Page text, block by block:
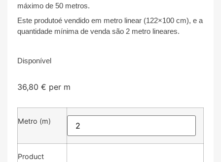
máximo de 50 metros.
Este produtoé vendido em metro linear (122×100 cm), e a
quantidade mínima de venda são 2 metro lineares.
Disponível
36,80 € per m
Metro (m)
Product